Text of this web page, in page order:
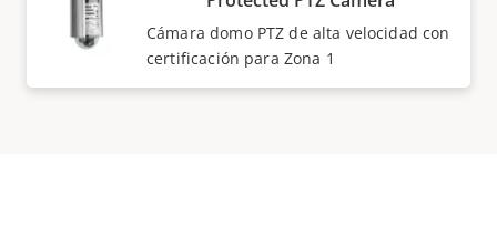
Cámara domo PTZ de alta velocidad con
certificación para Zona 1